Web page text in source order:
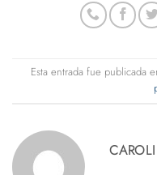
Esta entrada fue publicada